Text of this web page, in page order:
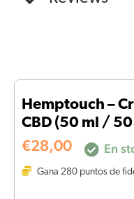
Hemptouch –
CBD (50 ml /
€28,00 En
Gana 280 puntos de